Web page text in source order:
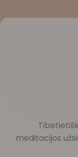
meditacijos